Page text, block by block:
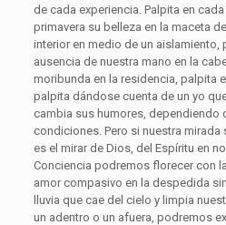
de cada experiencia. Palpita en
primavera su belleza en la maceta
interior en medio de un aislamiento,
ausencia de nuestra mano en la
moribunda en la residencia, palpita
palpita dándose cuenta de un yo
cambia sus humores, dependiendo
condiciones. Pero si nuestra mirada
es el mirar de Dios, del Espíritu en
Conciencia podremos florecer con
amor compasivo en la despedida
lluvia que cae del cielo y limpia
un adentro o un afuera, podremos